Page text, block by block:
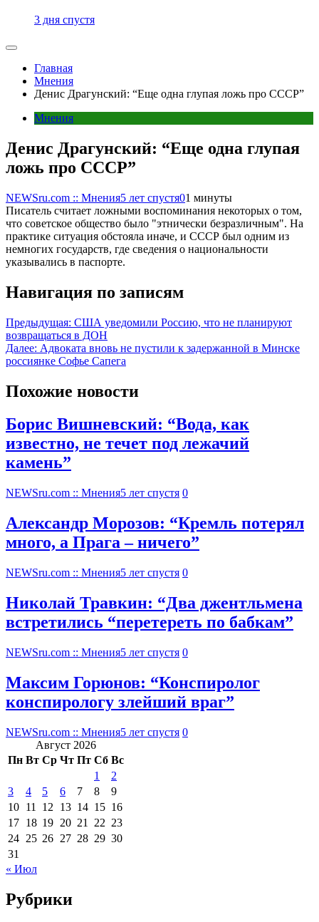
3 дня спустя
Главная
Мнения
Денис Драгунский: “Еще одна глупая ложь про СССР”
Мнения
Денис Драгунский: “Еще одна глупая
ложь про СССР”
NEWSru.com :: Мнения5 лет спустя01 минуты
Писатель считает ложными воспоминания некоторых о том,
что советское общество было "этнически безразличным". На
практике ситуация обстояла иначе, и СССР был одним из
немногих государств, где сведения о национальности
указывались в паспорте.
Навигация по записям
Предыдущая: США уведомили Россию, что не планируют
возвращаться в ДОН
Далее: Адвоката вновь не пустили к задержанной в Минске
россиянке Софье Сапега
Похожие новости
Борис Вишневский: “Вода, как
известно, не течет под лежачий
камень”
NEWSru.com :: Мнения5 лет спустя 0
Александр Морозов: “Кремль потерял
много, а Прага – ничего”
NEWSru.com :: Мнения5 лет спустя 0
Николай Травкин: “Два джентльмена
встретились “перетереть по бабкам”
NEWSru.com :: Мнения5 лет спустя 0
Максим Горюнов: “Конспиролог
конспирологу злейший враг”
NEWSru.com :: Мнения5 лет спустя 0
Август 2026
Пн Вт Ср Чт Пт Сб Вс
1
2
3
4 5 6 7 8
9
10 11 12 13 14 15 16
17 18 19 20 21 22 23
24 25 26 27 28 29 30
31
« Июл
Рубрики